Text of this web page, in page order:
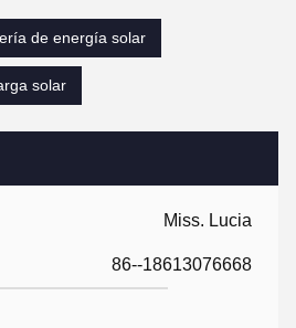
Miss. Lucia
86--18613076668
de energía solar
solar